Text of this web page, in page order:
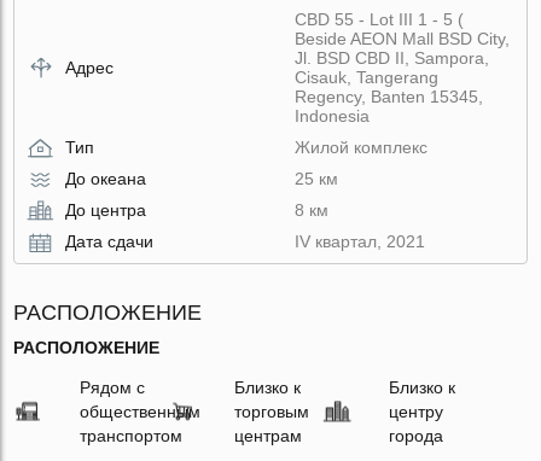
Адрес
CBD 55 - Lot III 1 - 5 (
Beside AEON Mall BSD City,
Jl. BSD CBD II, Sampora,
Cisauk, Tangerang
Regency, Banten 15345,
Indonesia
Тип
Жилой комплекс
До океана
25 км
До центра
8 км
Дата сдачи
IV квартал, 2021
РАСПОЛОЖЕНИЕ
РАСПОЛОЖЕНИЕ
Рядом с
общественным
транспортом
Близко к
торговым
центрам
Близко к
центру
города